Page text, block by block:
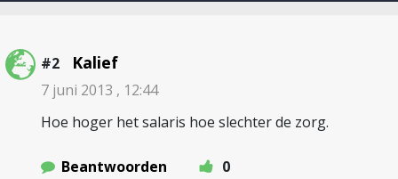
#2 Kalief
7 juni 2013 , 12:44
Hoe hoger het salaris hoe slechter de zorg.
Beantwoorden
0